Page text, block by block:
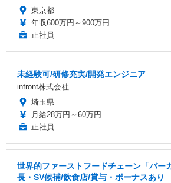
東京都
年収600万円～900万円
正社員
未経験可/研修充実/開発エンジニア
infront株式会社
埼玉県
月給28万円～60万円
正社員
世界的ファーストフードチェーン「バー
長・SV候補/飲食店/賞与・ボーナスあり